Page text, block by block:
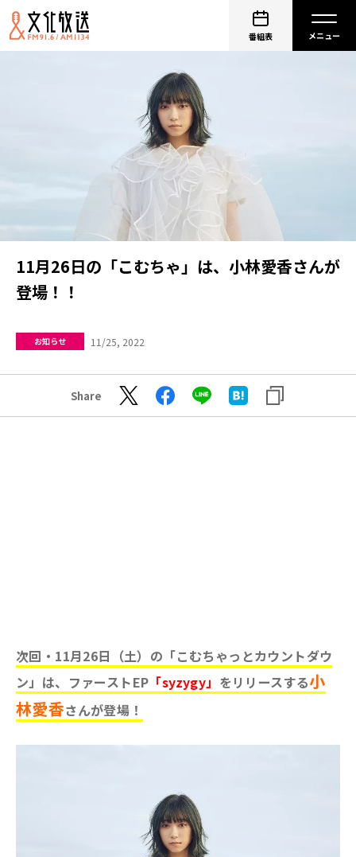
番組表
11月26日の「こむちゃ」は、小林愛香さんが
登場！！
お知らせ 11/25, 2022
Share
次回・11月26日（土）の「こむちゃっとカウントダウ
ン」は、ファーストEP 「syzygy」 をリリースする小
林愛香さんが登場 ！